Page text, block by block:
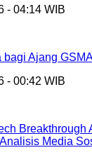
- 04:14 WIB
bagi Ajang
- 00:42 WIB
Breakthrough
Media